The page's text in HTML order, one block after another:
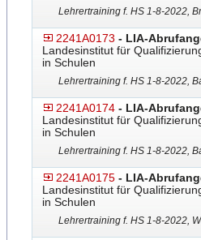
Lehrertraining f. HS 1-8-2022,
2241A0173 - LIA-
Landesinstitut für
in Schulen
Lehrertraining f. HS 1-8-2022,
2241A0174 - LIA-
Landesinstitut für
in Schulen
Lehrertraining f. HS 1-8-2022,
2241A0175 - LIA-
Landesinstitut für
in Schulen
Lehrertraining f. HS 1-8-2022,